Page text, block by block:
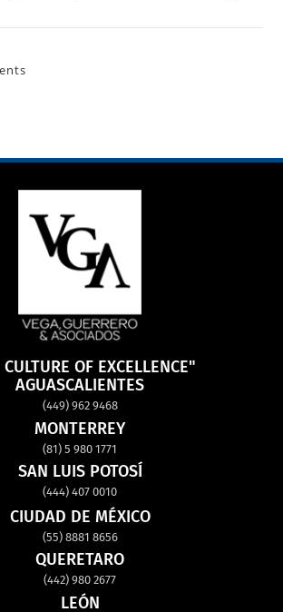
OF EXCELLENCE"
AGUASCALIENTES
(449) 962 9468
MONTERREY
(81) 5 980 1771
SAN LUIS POTOSÍ
(444) 407 0010
CIUDAD DE MÉXICO
(55) 8881 8656
QUERETARO
(442) 980 2677
LEÓN